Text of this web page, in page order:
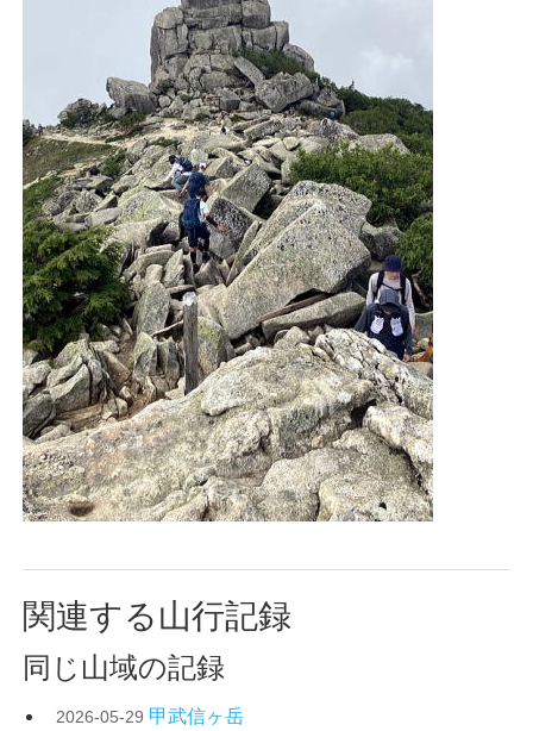
関連する山行記録
同じ山域の記録
2026-05-29 甲武信ヶ岳